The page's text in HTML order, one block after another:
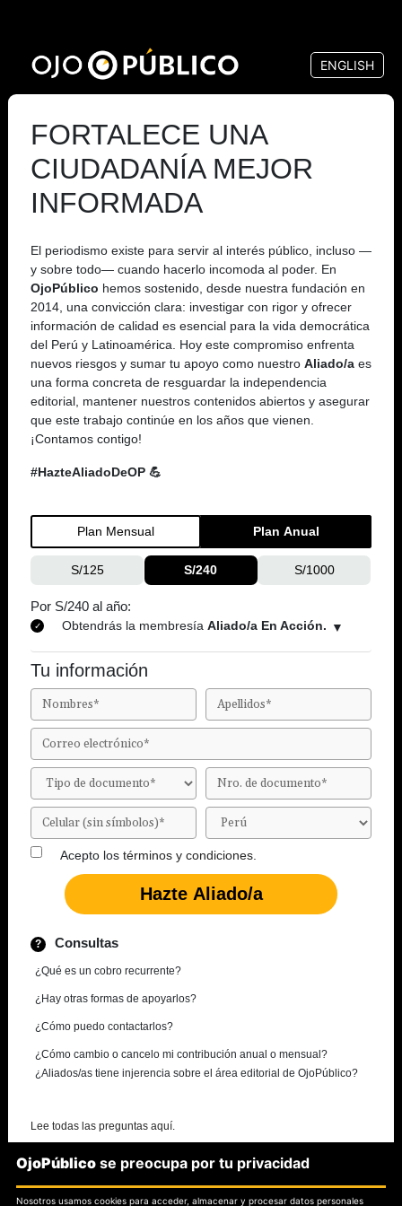
contenido
principal
ENGLISH
FORTALECE UNA
CIUDADANÍA MEJOR
INFORMADA
El periodismo existe para servir al interés público, incluso —
y sobre todo— cuando hacerlo incomoda al poder. En
OjoPúblico hemos sostenido, desde nuestra fundación en
2014, una convicción clara: investigar con rigor y ofrecer
información de calidad es esencial para la vida democrática
del Perú y Latinoamérica. Hoy este compromiso enfrenta
nuevos riesgos y sumar tu apoyo como nuestro Aliado/a es
una forma concreta de resguardar la independencia
editorial, mantener nuestros contenidos abiertos y asegurar
que este trabajo continúe en los años que vienen.
¡Contamos contigo!
#HazteAliadoDeOP 💪
Plan Mensual Plan Anual
S/125 S/240 S/1000
Por S/240 al año:
Obtendrás la membresía Aliado/a En Acción.
Tu información
Acepto los términos y condiciones.
Consultas
¿Qué es un cobro recurrente?
¿Hay otras formas de apoyarlos?
¿Cómo puedo contactarlos?
¿Cómo cambio o cancelo mi contribución anual o mensual?
¿Aliados/as tiene injerencia sobre el área editorial de OjoPúblico?
Lee todas las preguntas aquí.
¿Necesitas más información?
OjoPúblico se preocupa por tu privacidad
Nosotros usamos cookies para acceder, almacenar y procesar datos personales